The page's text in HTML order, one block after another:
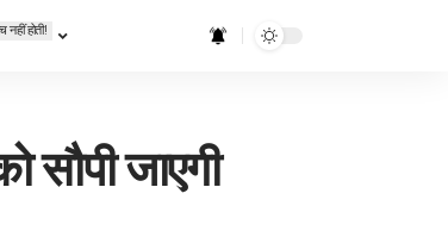
होती!
सौपी जाएगी